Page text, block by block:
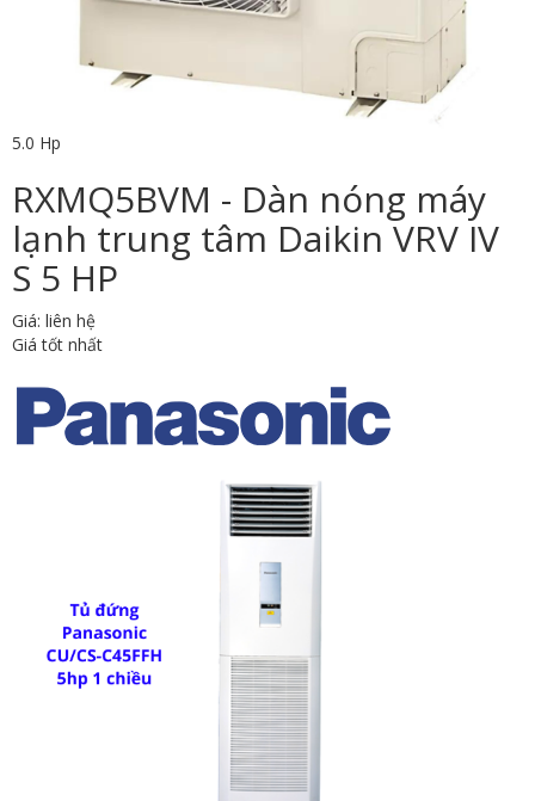
5.0 Hp
RXMQ5BVM - Dàn nóng máy
lạnh trung tâm Daikin VRV IV
S 5 HP
Giá: liên hệ
Giá tốt nhất